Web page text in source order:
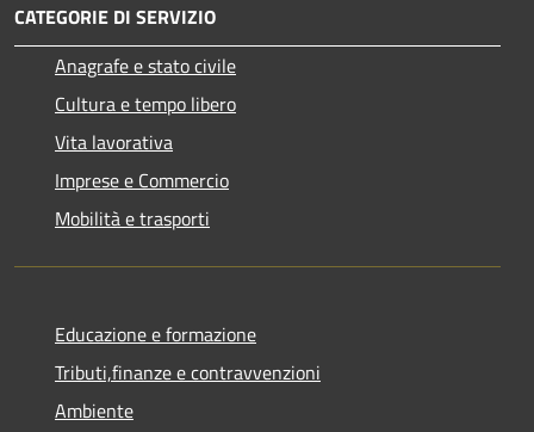
CATEGORIE DI SERVIZIO
Anagrafe e stato civile
Cultura e tempo libero
Vita lavorativa
Imprese e Commercio
Mobilità e trasporti
Educazione e formazione
Tributi,finanze e contravvenzioni
Ambiente